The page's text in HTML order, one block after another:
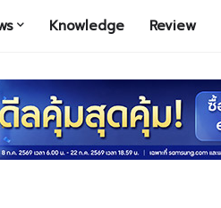
Knowledge Review